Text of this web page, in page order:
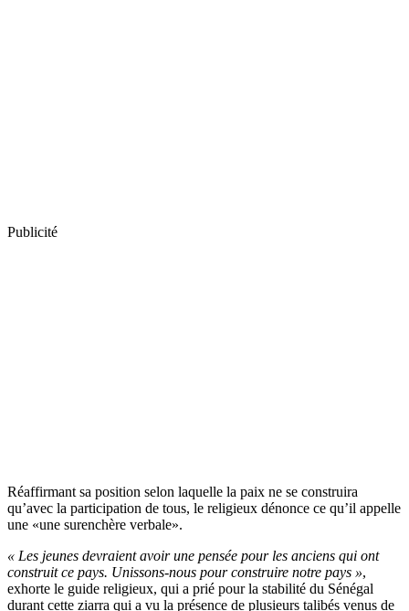
Publicité
Réaffirmant sa position selon laquelle la paix ne se construira
qu’avec la participation de tous, le religieux dénonce ce qu’il appelle
une «une surenchère verbale».
« Les jeunes devraient avoir une pensée pour les anciens qui ont
construit ce pays. Unissons-nous pour construire notre pays »,
exhorte le guide religieux, qui a prié pour la stabilité du Sénégal
durant cette ziarra qui a vu la présence de plusieurs talibés venus de